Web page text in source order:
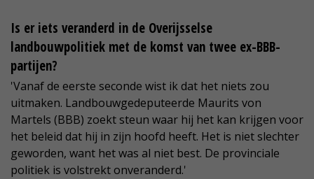
Is er iets veranderd in de Overijsselse
landbouwpolitiek met de komst van twee ex-BBB-
partijen?
'Vanaf de eerste seconde wist ik dat het niets zou
uitmaken. Landbouwgedeputeerde Maurits von
Martels (BBB) zoekt steun waar hij het kan krijgen voor
het beleid dat hij in zijn hoofd heeft. Het is niet slechter
geworden, want het was al niet best. De provinciale
politiek is volstrekt onveranderd.'